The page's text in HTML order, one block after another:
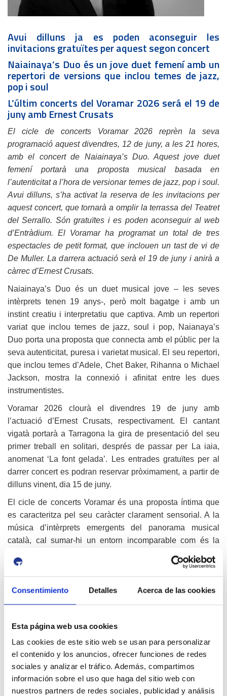
Consentimiento Detalles Acerca de las cookies
Esta página web usa cookies
Las cookies de este sitio web se usan para personalizar
el contenido y los anuncios, ofrecer funciones de redes
sociales y analizar el tráfico. Además, compartimos
información sobre el uso que haga del sitio web con
nuestros partners de redes sociales, publicidad y análisis
Avui dilluns ja es poden aconseguir les
invitacions gratuïtes per aquest segon concert
Naiainaya’s Duo és un jove duet femení amb un
repertori de versions que inclou temes de jazz,
pop i soul
L’últim concerts del Voramar 2026 será el 19 de
juny amb Ernest Crusats
El cicle de concerts Voramar 2026 reprèn la seva
programació aquest divendres, 12 de juny, a les 21 hores,
amb el concert de Naiainaya’s Duo. Aquest jove duet
femení portarà una proposta musical basada en
l’autenticitat a l’hora de versionar temes de jazz, pop i soul.
Avui dilluns, s’ha activat la reserva de les invitacions per
aquest concert, que tornarà a omplir la terrassa del Teatret
del Serrallo. Són gratuïtes i es poden aconseguir al web
d’Entràdium. El Voramar ha programat un total de tres
espectacles de petit format, que inclouen un tast de vi de
De Muller. La darrera actuació serà el 19 de juny i anirà a
càrrec d’Ernest Crusats.
Naiainaya’s Duo és un duet musical jove – les seves
intèrprets tenen 19 anys-, però molt bagatge i amb un
instint creatiu i interpretatiu que captiva. Amb un repertori
variat que inclou temes de jazz, soul i pop, Naianaya’s
Duo porta una proposta que connecta amb el públic per la
seva autenticitat, puresa i varietat musical. El seu repertori,
que inclou temes d’Adele, Chet Baker, Rihanna o Michael
Jackson, mostra la connexió i afinitat entre les dues
instrumentistes.
Voramar 2026 clourà el divendres 19 de juny amb
l’actuació d’Ernest Crusats, respectivament. El cantant
vigatà portarà a Tarragona la gira de presentació del seu
primer treball en solitari, després de passar per La iaia,
anomenat ‘La font gelada’. Les entrades gratuïtes per al
darrer concert es podran reservar pròximament, a partir de
dilluns vinent, dia 15 de juny.
El cicle de concerts Voramar és una proposta íntima que
es caracteritza pel seu caràcter clarament sensorial. A la
música d’intèrprets emergents del panorama musical
català, cal sumar-hi un entorn incomparable com és la
Trafalgar i al port. A més, cada concert acaba amb el tast
d’un vi del territori, concretament de De Muller, un celler
amb més de 170 anys de tradició vitivinícola i vins, vermuts
i escumosos de la DO Tarragona i la DOQ Priorat.